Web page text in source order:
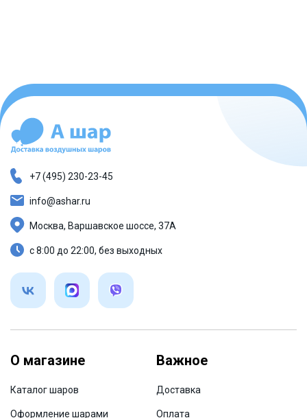
О магазине
Каталог шаров
Оформление шарами
Важное
Доставка
Оплата
+7 (495) 230-23-45
info@ashar.ru
Москва, Варшавское шоссе, 37А
с 8:00 до 22:00, без выходных